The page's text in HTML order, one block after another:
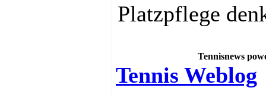
Platzpflege
Tennisnews
Tennis Weblog